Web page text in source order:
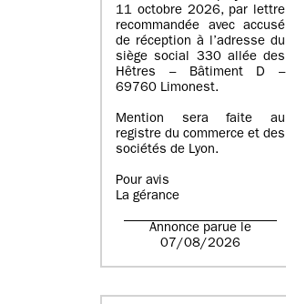
11 octobre 2026, par lettre
recommandée avec accusé
de réception à l’adresse du
siège social 330 allée des
Hêtres – Bâtiment D –
69760 Limonest.
Mention sera faite au
registre du commerce et des
sociétés de Lyon.
Pour avis
La gérance
Annonce parue le
07/08/2026